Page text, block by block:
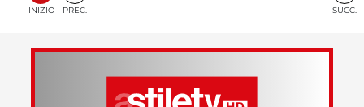
INIZIO PREC. SUCC.